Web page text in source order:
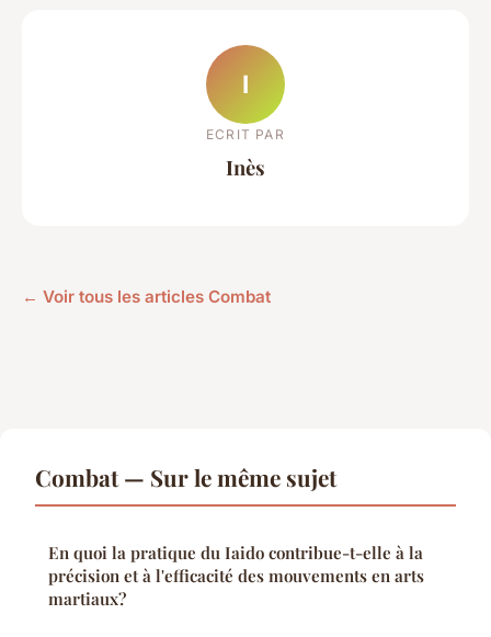
I
ECRIT PAR
Inès
← Voir tous les articles Combat
Combat — Sur le même sujet
En quoi la pratique du Iaido contribue-t-elle à la
précision et à l'efficacité des mouvements en arts
martiaux?